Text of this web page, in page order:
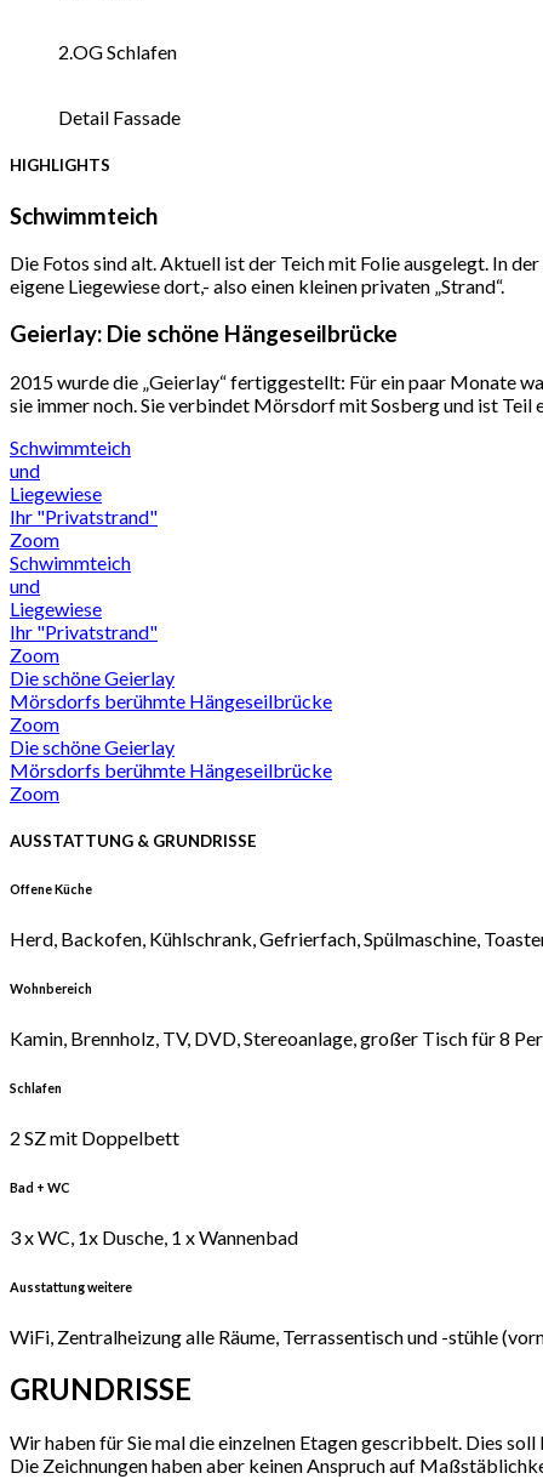
2.OG Schlafen
Detail Fassade
HIGHLIGHTS
Schwimmteich
Die Fotos sind alt. Aktuell ist der Teich mit Folie ausgelegt. In
eigene Liegewiese dort,- also einen kleinen privaten „Strand“.
Geierlay: Die schöne Hängeseilbrücke
2015 wurde die „Geierlay“ fertiggestellt: Für ein paar Monate
sie immer noch. Sie verbindet Mörsdorf mit Sosberg und ist Teil
Schwimmteich
und
Liegewiese
Ihr "Privatstrand"
Zoom
Schwimmteich
und
Liegewiese
Ihr "Privatstrand"
Zoom
Die schöne Geierlay
Mörsdorfs berühmte Hängeseilbrücke
Zoom
Die schöne Geierlay
Mörsdorfs berühmte Hängeseilbrücke
Zoom
AUSSTATTUNG & GRUNDRISSE
Offene Küche
Herd, Backofen, Kühlschrank, Gefrierfach, Spülmaschine,
Wohnbereich
Kamin, Brennholz, TV, DVD, Stereoanlage, großer Tisch für 8
Schlafen
2 SZ mit Doppelbett
Bad + WC
3 x WC, 1x Dusche, 1 x Wannenbad
Ausstattung weitere
WiFi, Zentralheizung alle Räume, Terrassentisch und -stühle
GRUNDRISSE
Wir haben für Sie mal die einzelnen Etagen gescribbelt. Dies
Die Zeichnungen haben aber keinen Anspruch auf